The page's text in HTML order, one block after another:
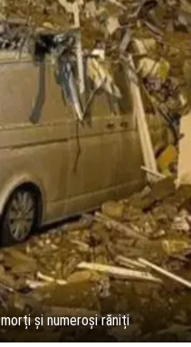
și numeroși răniți